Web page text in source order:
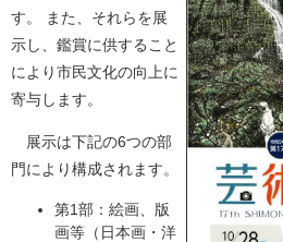
す。 また、それらを展
示し、鑑賞に供すること
により市民文化の向上に
寄与します。
展示は下記の6つの部
門により構成されます。
第1部：絵画、版
画等（日本画・洋